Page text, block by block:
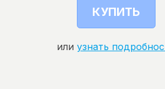
КУПИТЬ
или узнать